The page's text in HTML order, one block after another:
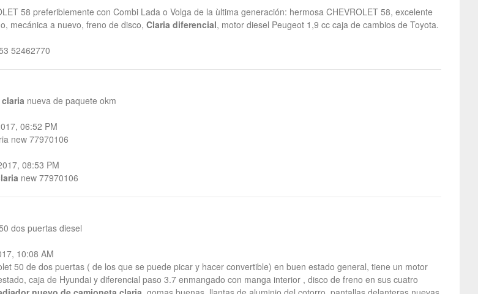
58 preferiblemente con Combi Lada o Volga de la ùltima generación: hermosa CHEVROLET 58, excelente
mecánica a nuevo, freno de disco, Claria diferencial, motor diesel Peugeot 1,9 cc caja de cambios de Toyota.
52462770
nueva de paquete okm
06:52 PM
new 77970106
08:53 PM
new 77970106
dos puertas diesel
10:08 AM
50 de dos puertas ( de los que se puede picar y hacer convertible) en buen estado general, tiene un motor
caja de Hyundai y diferencial paso 3.7 enmangado con manga interior , disco de freno en sus cuatro